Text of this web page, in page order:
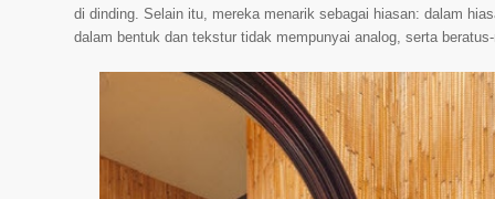
di dinding. Selain itu, mereka menarik sebagai hiasan: dalam
dalam bentuk dan tekstur tidak mempunyai analog, serta